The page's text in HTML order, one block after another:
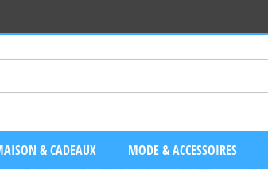
& CADEAUX MODE & ACCESSOIRES